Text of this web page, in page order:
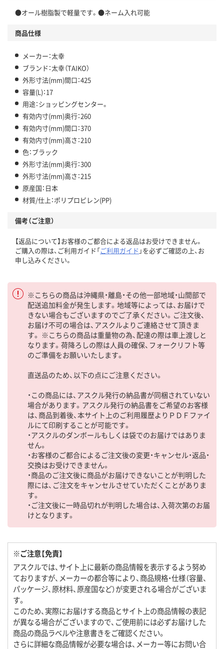
●オール樹脂製で軽量です。●ネーム入れ可能
商品仕様
メーカー：太幸
ブランド：太幸（TAIKO）
外形寸法(mm)間口：425
容量(L)：17
用途：ショッピングセンター。
有効内寸(mm)奥行：260
有効内寸(mm)間口：370
有効内寸(mm)高さ：210
色：ブラック
外形寸法(mm)奥行：300
外形寸法(mm)高さ：215
原産国：日本
材質/仕上：ポリプロピレン(PP)
備考（ご注意）
【返品について】お客様のご都合による返品はお受けできません。
ご購入の際は、ご利用ガイド「ご利用ガイド 」を必ずご確認の上、お
申し込みください。
※こちらの商品は沖縄県・離島・その他一部地域・山間部で
配送追加料金が発生します。地域等によっては、お届けで
きない場合もございますのでご了承ください。ご注文後、
お届け不可の場合は、アスクルよりご連絡させて頂きま
す。 ※こちらの商品は重量物の為、配達の際は車上渡しと
なります。荷降ろしの際は人員の確保、フォークリフト等
のご準備をお願いいたします。
直送品のため、以下の点にご注意ください。
・この商品には、アスクル発行の納品書が同梱されていない
場合があります。アスクル発行の納品書をご希望のお客様
は、商品到着後、本サイト上のご利用履歴よりＰＤＦファイ
ルにて印刷することが可能です。
・アスクルのダンボールもしくは袋でのお届けではありま
せん。
・お客様のご都合によるご注文後の変更・キャンセル・返品・
交換はお受けできません。
・商品のご注文後に商品がお届けできないことが判明した
際には、ご注文をキャンセルさせていただくことがありま
す。
・ご注文後に一時品切れが判明した場合は、入荷次第のお届
けとなります。
※ご注意【免責】
アスクルでは、サイト上に最新の商品情報を表示するよう努め
ておりますが、メーカーの都合等により、商品規格・仕様（容量、
パッケージ、原材料、原産国など）が変更される場合がございま
す。
このため、実際にお届けする商品とサイト上の商品情報の表記
が異なる場合がございますので、ご使用前には必ずお届けした
商品の商品ラベルや注意書きをご確認ください。
さらに詳細な商品情報が必要な場合は、メーカー等にお問い合